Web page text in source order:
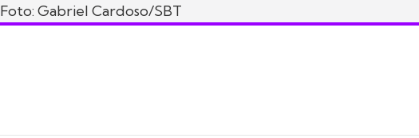
Foto: Gabriel Cardoso/SBT